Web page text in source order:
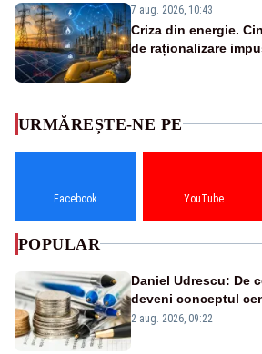
7 aug. 2026, 10:43
Criza din energie.
de raționalizare
URMĂREȘTE-NE PE
Facebook YouTube
POPULAR
Daniel Udrescu: De
deveni conceptul
viitoare?
2 aug. 2026, 09:22